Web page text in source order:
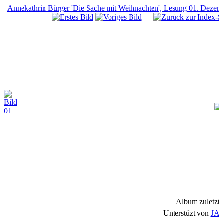
Annekathrin Bürger 'Die Sache mit Weihnachten', Lesung 01.
Album
Unterstüzt von